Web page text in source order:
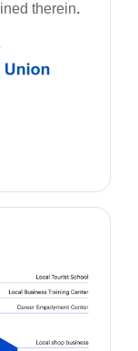
therein.